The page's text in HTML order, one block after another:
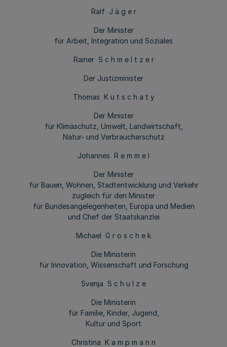
Ralf J ä g e r
Der Minister
für Arbeit, Integration und Soziales
Rainer S c h m e l t z e r
Der Justizminister
Thomas K u t s c h a t y
Der Minister
für Klimaschutz, Umwelt, Landwirtschaft,
Natur- und Verbraucherschutz
Johannes R e m m e l
Der Minister
für Bauen, Wohnen, Stadtentwicklung und Verkehr
zugleich für den Minister
für Bundesangelegenheiten, Europa und Medien
und Chef der Staatskanzlei
Michael G r o s c h e k
Die Ministerin
für Innovation, Wissenschaft und Forschung
Svenja S c h u l z e
Die Ministerin
für Familie, Kinder, Jugend,
Kultur und Sport
Christina K a m p m a n n